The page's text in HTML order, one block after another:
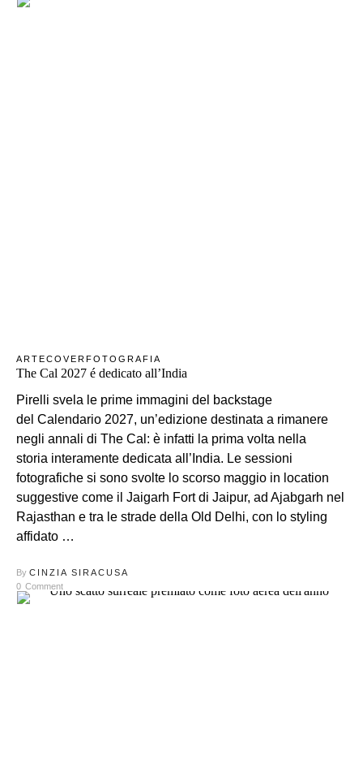
ARTECOVERFOTOGRAFIA
The Cal 2027 é dedicato all’India
Pirelli svela le prime immagini del backstage
del Calendario 2027, un’edizione destinata a rimanere
negli annali di The Cal: è infatti la prima volta nella
storia interamente dedicata all’India. Le sessioni
fotografiche si sono svolte lo scorso maggio in location
suggestive come il Jaigarh Fort di Jaipur, ad Ajabgarh nel
Rajasthan e tra le strade della Old Delhi, con lo styling
affidato …
By CINZIA SIRACUSA
0 Comment